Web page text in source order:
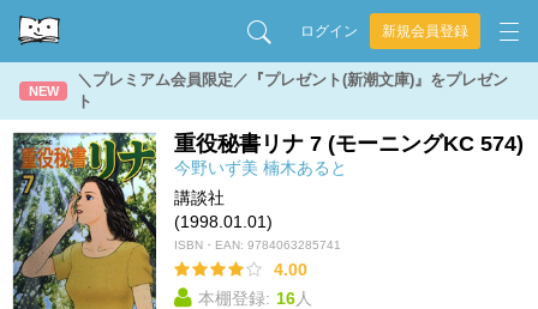
ログイン 新規会員登録
NEW
＼プレミアム会員限定／『プレゼント(新潮文庫)』をプレゼン
ト
重役秘書リナ 7 (モーニングKC 574)
今野いず美 楠木あると
講談社
(1998.01.01)
ISBN・EAN: 9784063285741
4.00
本棚登録: 16人